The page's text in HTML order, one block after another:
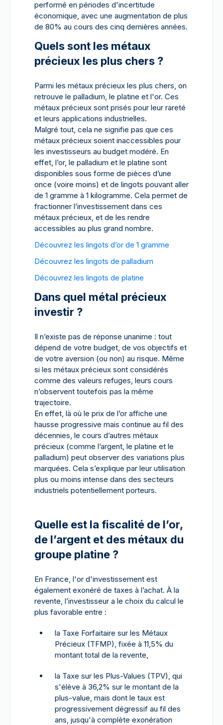
performé en périodes d'incertitude
économique, avec une augmentation de plus
de 80% au cours des cinq dernières années.
Quels sont les métaux
précieux les plus chers ?
Parmi les métaux précieux les plus chers, on
retrouve le palladium, le platine et l'or. Ces
métaux précieux sont prisés pour leur rareté
et leurs applications industrielles.
Malgré tout, cela ne signifie pas que ces
métaux précieux soient inaccessibles pour
les investisseurs au budget modéré. En
effet, l’or, le palladium et le platine sont
disponibles sous forme de pièces d’une
once (voire moins) et de lingots pouvant aller
de 1 gramme à 1 kilogramme. Cela permet de
fractionner l’investissement dans ces
métaux précieux, et de les rendre
accessibles au plus grand nombre.
Découvrez les lingots d’or de 1 gramme
Découvrez les lingots de palladium
Découvrez les lingots de platine
Dans quel métal précieux
investir ?
Il n’existe pas de réponse unanime : tout
dépend de votre budget, de vos objectifs et
de votre aversion (ou non) au risque. Même
si les métaux précieux sont considérés
comme des valeurs refuges, leurs cours
n’observent toutefois pas la même
trajectoire.
En effet, là où le prix de l’or affiche une
hausse progressive mais continue au fil des
décennies, le cours d’autres métaux
précieux (comme l’argent, le platine et le
palladium) peut observer des variations plus
marquées. Cela s’explique par leur utilisation
plus ou moins intense dans des secteurs
industriels potentiellement porteurs.
Quelle est la fiscalité de l’or,
de l’argent et des métaux du
groupe platine ?
En France, l'or d'investissement est
également exonéré de taxes à l’achat. À la
revente, l’investisseur a le choix du calcul le
plus favorable entre :
la Taxe Forfaitaire sur les Métaux
Précieux (TFMP), fixée à 11,5% du
montant total de la revente,
la Taxe sur les Plus-Values (TPV), qui
s'élève à 36,2% sur le montant de la
plus-value, mais dont le taux est
progressivement dégressif au fil des
ans, jusqu'à complète exonération